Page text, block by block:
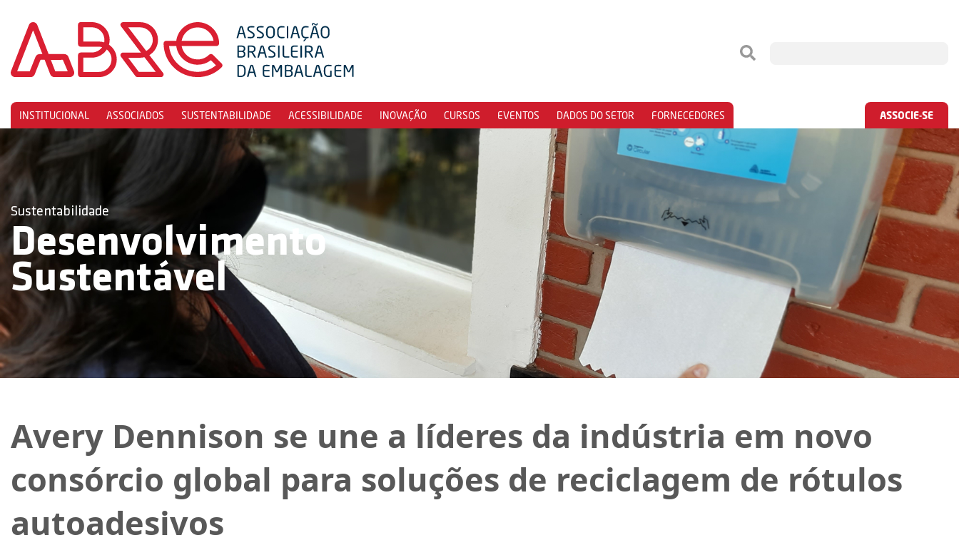
INSTITUCIONAL ASSOCIADOS SUSTENTABILIDADE ACESSIBILIDADE INOVAÇÃO CURSOS EVENTOS DADOS DO SETOR FORNECEDORES ASSOCIE-SE
Sustentabilidade
Desenvolvimento
Sustentável
Avery Dennison se une a líderes da indústria em novo
consórcio global para soluções de reciclagem de rótulos
autoadesivos